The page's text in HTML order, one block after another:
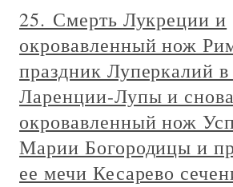
25. Смерть Лукреции и
окровавленный нож
праздник Луперкалий
Ларенции-Лупы и
окровавленный нож
Марии Богородицы и
ее мечи Кесарево